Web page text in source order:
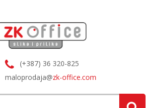
(+387) 36 320-825
maloprodaja@zk-office.com